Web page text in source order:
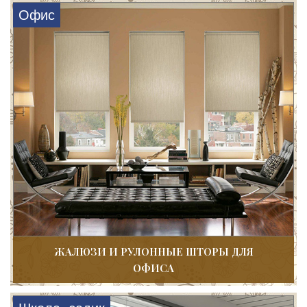
Офис
ЖАЛЮЗИ И РУЛОННЫЕ ШТОРЫ ДЛЯ
ОФИСА